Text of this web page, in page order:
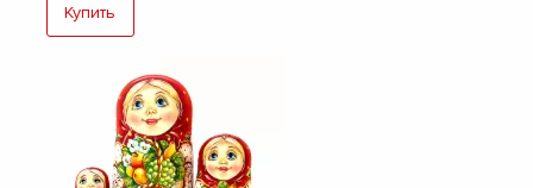
Купить